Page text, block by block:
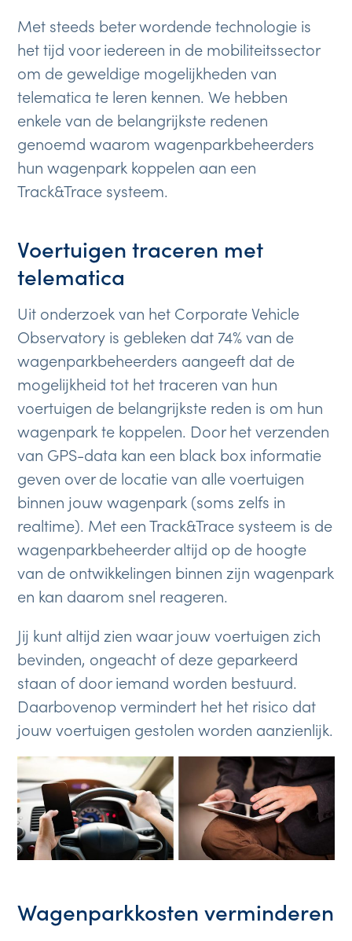
Met steeds beter wordende technologie is
het tijd voor iedereen in de mobiliteitssector
om de geweldige mogelijkheden van
telematica te leren kennen. We hebben
enkele van de belangrijkste redenen
genoemd waarom wagenparkbeheerders
hun wagenpark koppelen aan een
Track&Trace systeem.
Voertuigen traceren met
telematica
Uit onderzoek van het Corporate Vehicle
Observatory is gebleken dat 74% van de
wagenparkbeheerders aangeeft dat de
mogelijkheid tot het traceren van hun
voertuigen de belangrijkste reden is om hun
wagenpark te koppelen. Door het verzenden
van GPS-data kan een black box informatie
geven over de locatie van alle voertuigen
binnen jouw wagenpark (soms zelfs in
realtime). Met een Track&Trace systeem is de
wagenparkbeheerder altijd op de hoogte
van de ontwikkelingen binnen zijn wagenpark
en kan daarom snel reageren.
Jij kunt altijd zien waar jouw voertuigen zich
bevinden, ongeacht of deze geparkeerd
staan of door iemand worden bestuurd.
Daarbovenop vermindert het het risico dat
jouw voertuigen gestolen worden aanzienlijk.
Wagenparkkosten verminderen